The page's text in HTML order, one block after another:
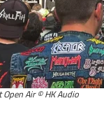
Open Air © HK Audio